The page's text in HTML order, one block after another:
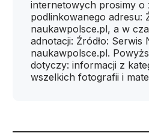
internetowych prosimy o
podlinkowanego adresu:
naukawpolsce.pl, a w
adnotacji: Źródło: Serwis
naukawpolsce.pl.
dotyczy: informacji z
wszelkich fotografii i